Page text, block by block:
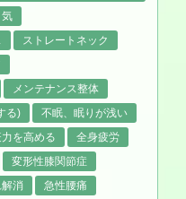
ストレートネック
メンテナンス整体
る)
不眠、眠りが浅い
を高める
全身疲労
変形性膝関節症
消
急性腰痛